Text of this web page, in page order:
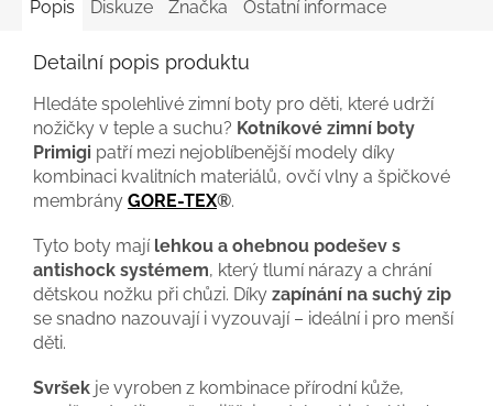
Popis Diskuze Značka Ostatní informace
Detailní popis produktu
Hledáte spolehlivé zimní boty pro děti, které udrží
nožičky v teple a suchu? Kotníkové zimní boty
Primigi patří mezi nejoblíbenější modely díky
kombinaci kvalitních materiálů, ovčí vlny a špičkové
membrány GORE-TEX®.
Tyto boty mají lehkou a ohebnou podešev s
antishock systémem, který tlumí nárazy a chrání
dětskou nožku při chůzi. Díky zapínání na suchý zip
se snadno nazouvají i vyzouvají – ideální i pro menší
děti.
Svršek je vyroben z kombinace přírodní kůže,